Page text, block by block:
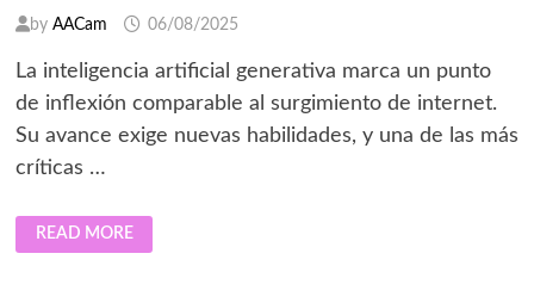
by AACam 06/08/2025
La inteligencia artificial generativa marca un punto
de inflexión comparable al surgimiento de internet.
Su avance exige nuevas habilidades, y una de las más
críticas …
CÓMO
DOMINAR
LA
READ MORE